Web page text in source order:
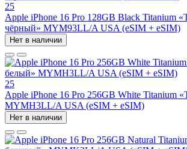
25
Apple iPhone 16 Pro 128GB Black Titanium
чёрный» MYM93LL/A USA (eSIM + eSIM)
Нет в наличии
25
Apple iPhone 16 Pro 256GB White Titanium
MYMH3LL/A USA (eSIM + eSIM)
Нет в наличии